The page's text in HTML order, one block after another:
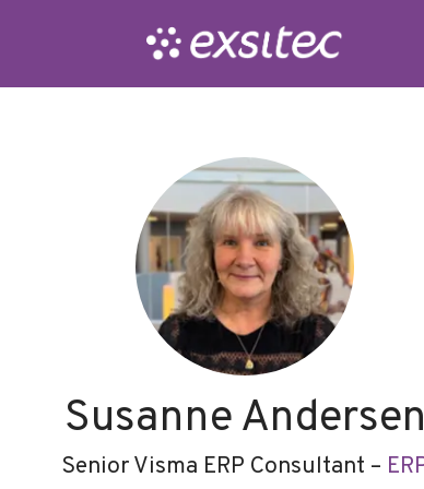
Susanne Andersen
Senior Visma ERP Consultant –